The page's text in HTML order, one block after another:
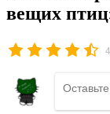
вещих